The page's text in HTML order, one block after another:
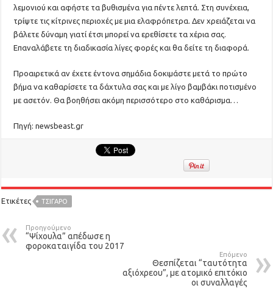
λεμονιού και αφήστε τα βυθισμένα για πέντε λεπτά. Στη συνέχεια,
τρίψτε τις κίτρινες περιοχές με μια ελαφρόπετρα. Δεν χρειάζεται να
βάλετε δύναμη γιατί έτσι μπορεί να ερεθίσετε τα χέρια σας.
Επαναλάβετε τη διαδικασία λίγες φορές και θα δείτε τη διαφορά.
Προαιρετικά αν έχετε έντονα σημάδια δοκιμάστε μετά το πρώτο
βήμα να καθαρίσετε τα δάχτυλα σας και με λίγο βαμβάκι ποτισμένο
με ασετόν. Θα βοηθήσει ακόμη περισσότερο στο καθάρισμα…
Πηγή: newsbeast.gr
Ετικέτες ΤΣΙΓΆΡΟ
Προηγούμενο
“Ψίχουλα” απέδωσε η
φοροκαταιγίδα του 2017
Επόμενο
Θεσπίζεται “ταυτότητα
αξιόχρεου”, με ατομικό επιτόκιο
οι συναλλαγές